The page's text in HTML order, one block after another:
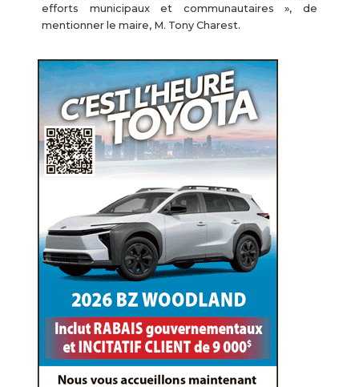
efforts municipaux et communautaires », de
mentionner le maire, M. Tony Charest.